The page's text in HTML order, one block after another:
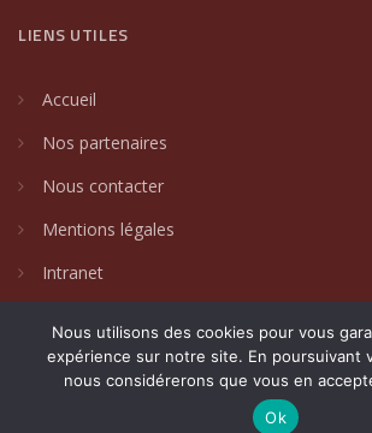
LIENS UTILES
Accueil
Nos partenaires
Nous contacter
Mentions légales
Intranet
2024 © Villages de caractère du Var. Un
Communication Globale
Nous utilisons des cookies pour vous
expérience sur notre site. En poursuivant
nous considérerons que vous en
Ok